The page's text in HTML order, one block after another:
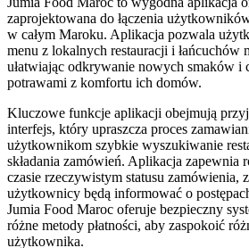
zaprojektowana do łączenia
w całym Maroku. Aplikacja pozwala
menu z lokalnych restauracji i łańcuchów
ułatwiając odkrywanie nowych smaków i
potrawami z komfortu ich domów.
Kluczowe funkcje aplikacji obejmują
interfejs, który upraszcza proces
użytkownikom szybkie wyszukiwanie
składania zamówień. Aplikacja zapewnia
czasie rzeczywistym statusu zamówienia,
użytkownicy będą informować o
Jumia Food Maroc oferuje bezpieczny
różne metody płatności, aby zaspokoić
użytkownika.